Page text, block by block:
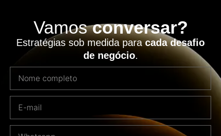
Vamosconversar?
Estratégias sob medida paracada desafio
de negócio.